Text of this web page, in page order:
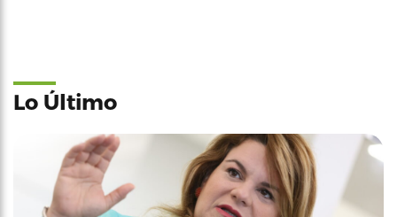
Lo Último